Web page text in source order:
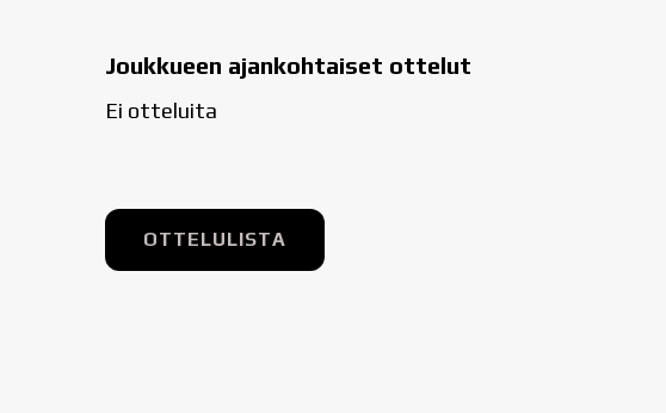
Joukkueen ajankohtaiset ottelut
Ei otteluita
OTTELULISTA